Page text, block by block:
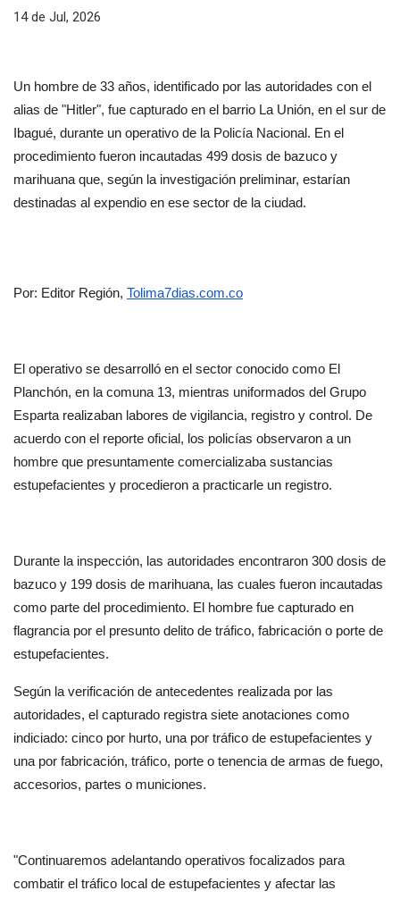
14 de Jul, 2026
Un hombre de 33 años, identificado por las autoridades con el
alias de "Hitler", fue capturado en el barrio La Unión, en el sur de
Ibagué, durante un operativo de la Policía Nacional. En el
procedimiento fueron incautadas 499 dosis de bazuco y
marihuana que, según la investigación preliminar, estarían
destinadas al expendio en ese sector de la ciudad.
Por: Editor Región, Tolima7dias.com.co
El operativo se desarrolló en el sector conocido como El
Planchón, en la comuna 13, mientras uniformados del Grupo
Esparta realizaban labores de vigilancia, registro y control. De
acuerdo con el reporte oficial, los policías observaron a un
hombre que presuntamente comercializaba sustancias
estupefacientes y procedieron a practicarle un registro.
Durante la inspección, las autoridades encontraron 300 dosis de
bazuco y 199 dosis de marihuana, las cuales fueron incautadas
como parte del procedimiento. El hombre fue capturado en
flagrancia por el presunto delito de tráfico, fabricación o porte de
estupefacientes.
Según la verificación de antecedentes realizada por las
autoridades, el capturado registra siete anotaciones como
indiciado: cinco por hurto, una por tráfico de estupefacientes y
una por fabricación, tráfico, porte o tenencia de armas de fuego,
accesorios, partes o municiones.
"Continuaremos adelantando operativos focalizados para
combatir el tráfico local de estupefacientes y afectar las